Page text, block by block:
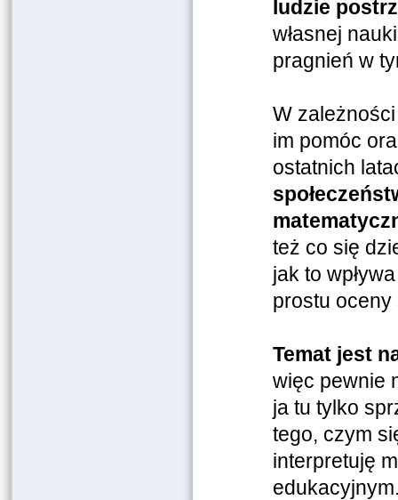
ludzie
własnej
pragnień w
W
im pomóc
ostatnich
też co się
jak to
prostu oceny
Temat jest
więc pewnie
ja tu tylko
tego, czym
interpretuję